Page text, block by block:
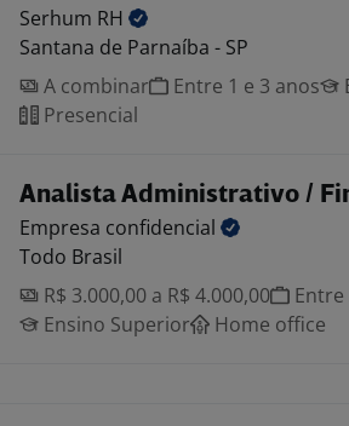
Serhum RH
Santana de Parnaíba - SP
A combinar
Entre 1 e 3 anos
Presencial
Analista Administrativo /
Empresa confidencial
Todo Brasil
R$ 3.000,00 a R$ 4.000,00
Entre
Ensino Superior
Home office